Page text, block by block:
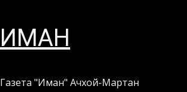
Перейти
кИМАН
Газета "Иман" Ачхой-Мартан